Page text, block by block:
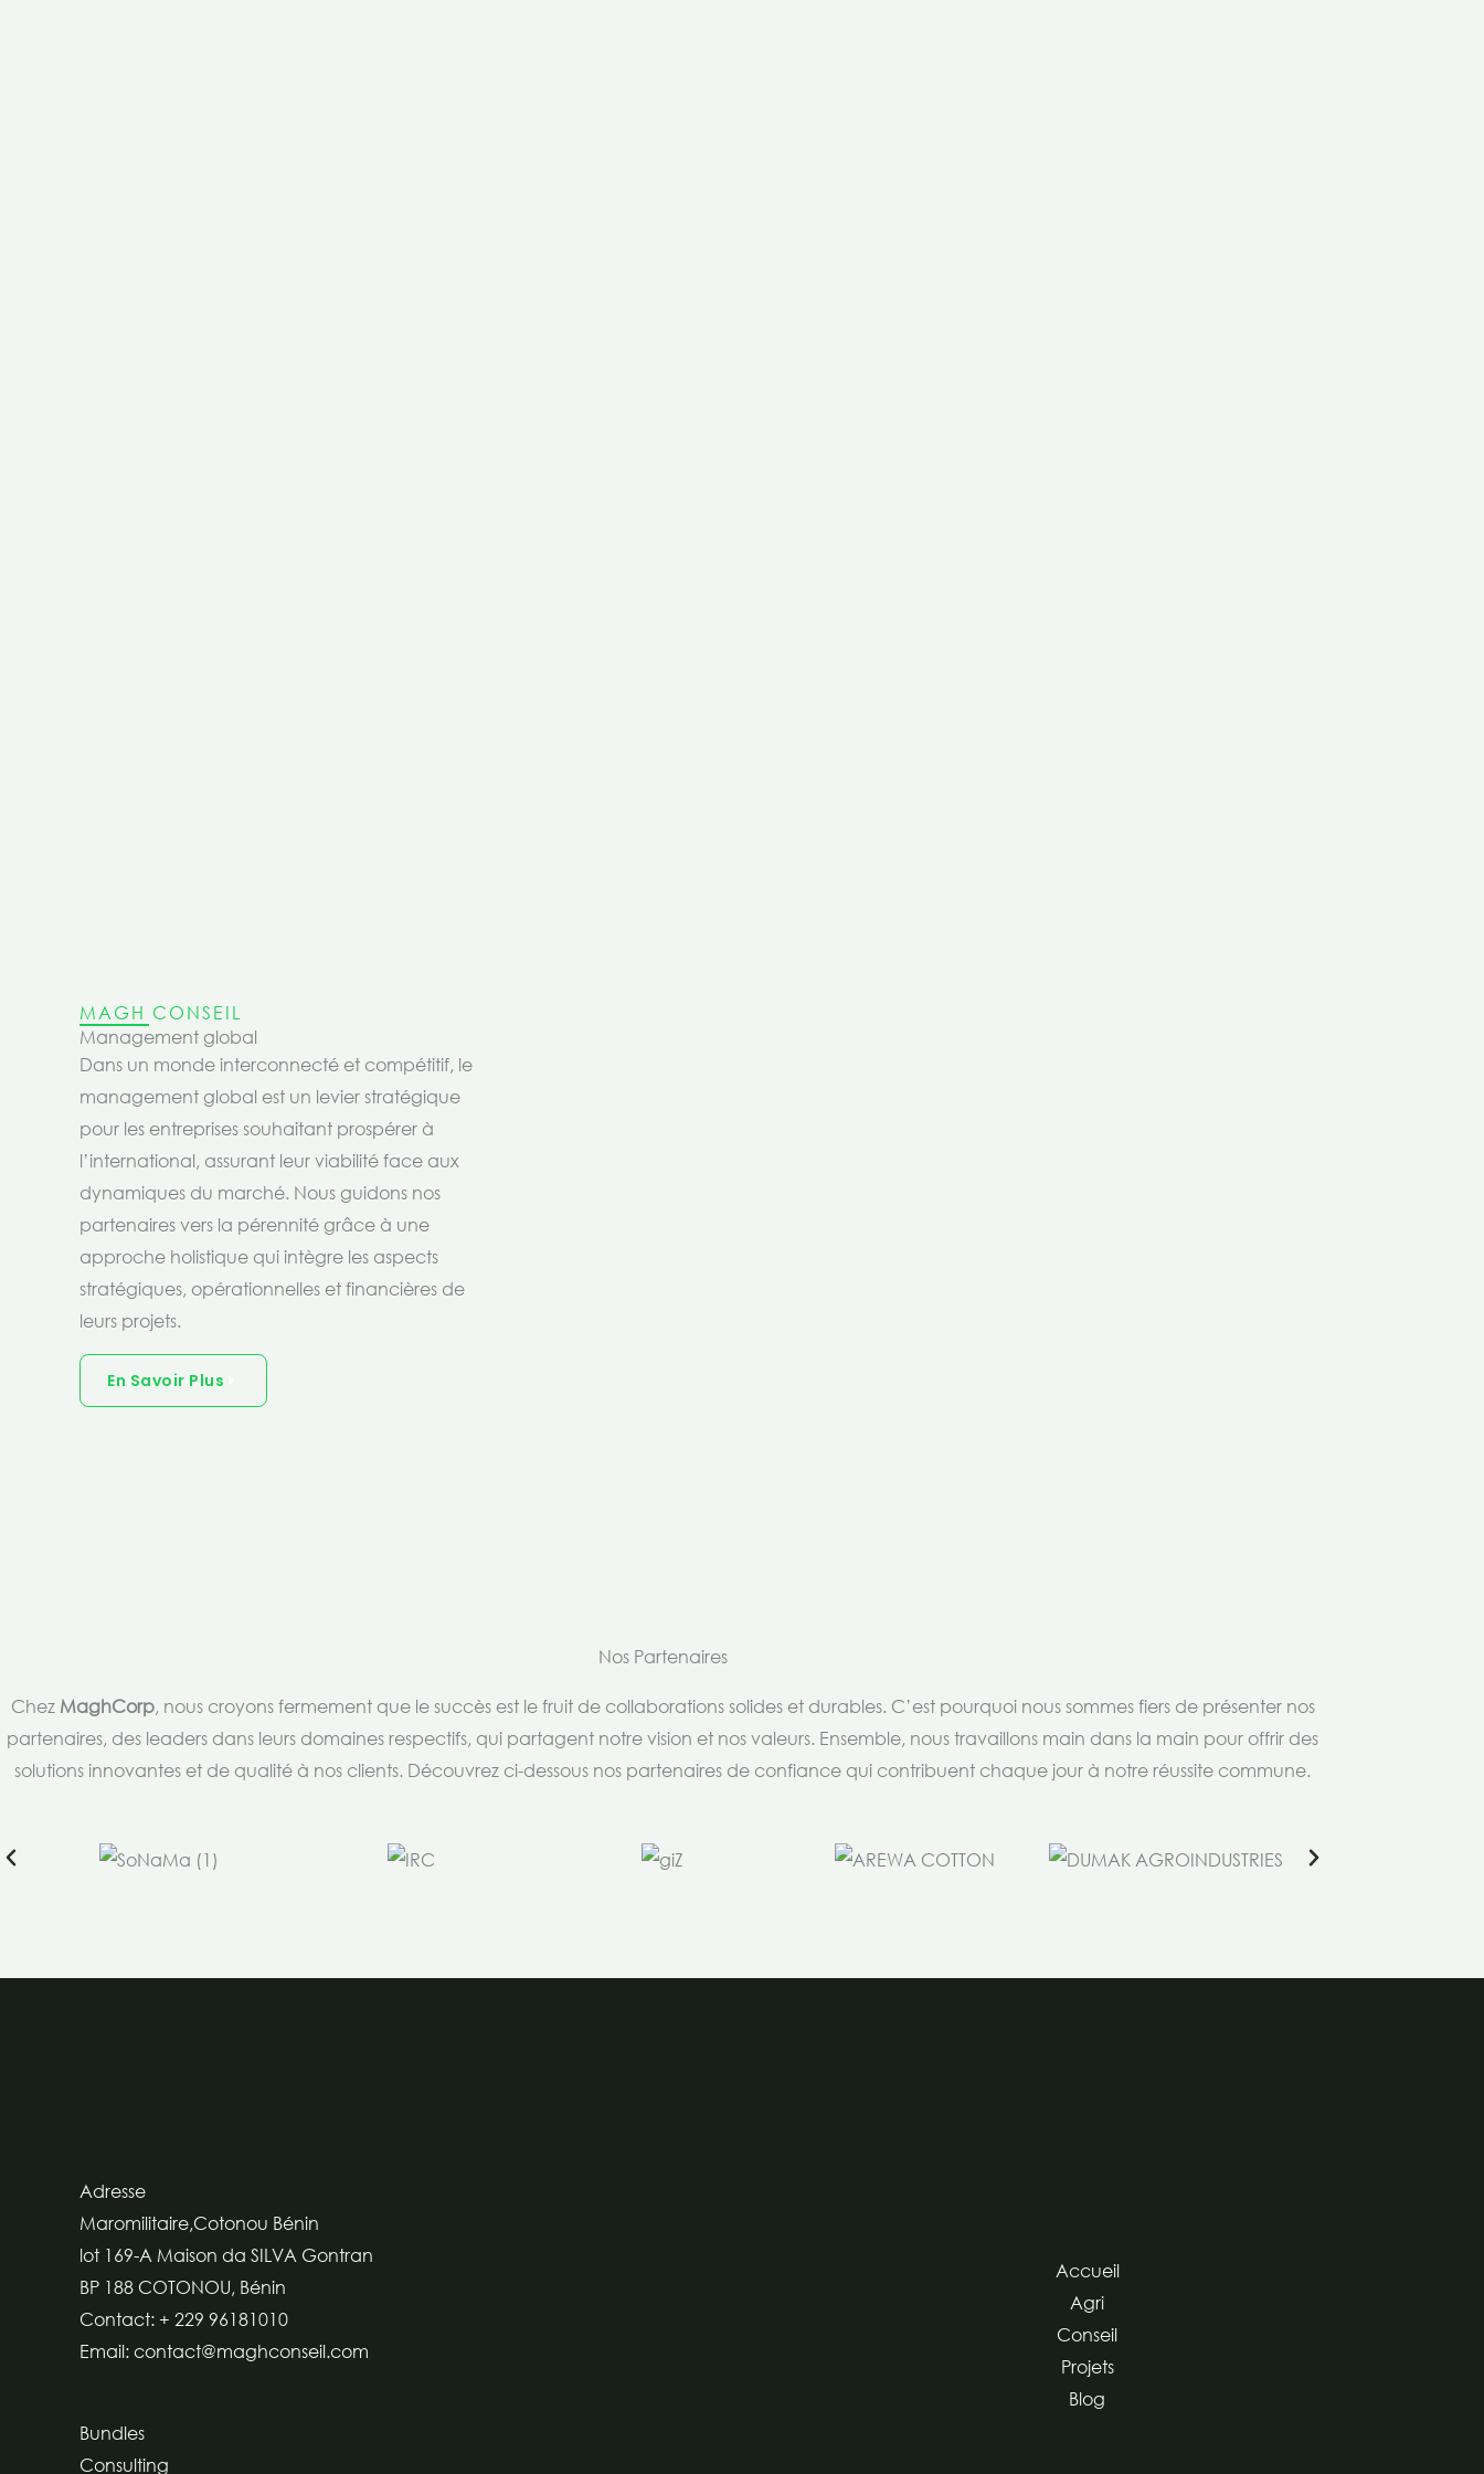
MAGH CONSEIL
Management global
Dans un monde interconnecté et compétitif, le
management global est un levier stratégique
pour les entreprises souhaitant prospérer à
l’international, assurant leur viabilité face aux
dynamiques du marché. Nous guidons nos
partenaires vers la pérennité grâce à une
approche holistique qui intègre les aspects
stratégiques, opérationnelles et financières de
leurs projets.
En Savoir Plus
Nos Partenaires
Chez MaghCorp, nous croyons fermement que le succès est le fruit de collaborations solides et durables. C’est pourquoi nous sommes fiers de présenter nos
partenaires, des leaders dans leurs domaines respectifs, qui partagent notre vision et nos valeurs. Ensemble, nous travaillons main dans la main pour offrir des
solutions innovantes et de qualité à nos clients. Découvrez ci-dessous nos partenaires de confiance qui contribuent chaque jour à notre réussite commune.
Adresse
Maromilitaire,Cotonou Bénin
lot 169-A Maison da SILVA Gontran
BP 188 COTONOU, Bénin
Contact: + 229 96181010
Email: contact@maghconseil.com
Bundles
Consulting
Accueil
Agri
Conseil
Projets
Blog